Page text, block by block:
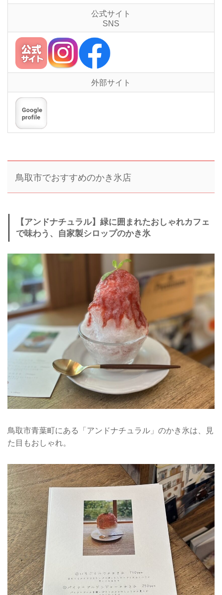
公式サイト
SNS
外部サイト
鳥取市でおすすめのかき氷店
【アンドナチュラル】緑に囲まれたおしゃれカフェ
で味わう、自家製シロップのかき氷
鳥取市青葉町にある「アンドナチュラル」のかき氷は、見
た目もおしゃれ。